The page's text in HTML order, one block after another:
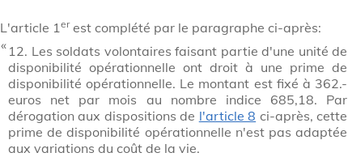
L'article 1 erest complété par le paragraphe ci-après:
​ « 12. Les soldats volontaires faisant partie d'une unité de
disponibilité opérationnelle ont droit à une prime de
disponibilité opérationnelle. Le montant est fixé à 362.-
euros net par mois au nombre indice 685,18. Par
dérogation aux dispositions de l'article 8 ci-après, cette
prime de disponibilité opérationnelle n'est pas adaptée
aux variations du coût de la vie.